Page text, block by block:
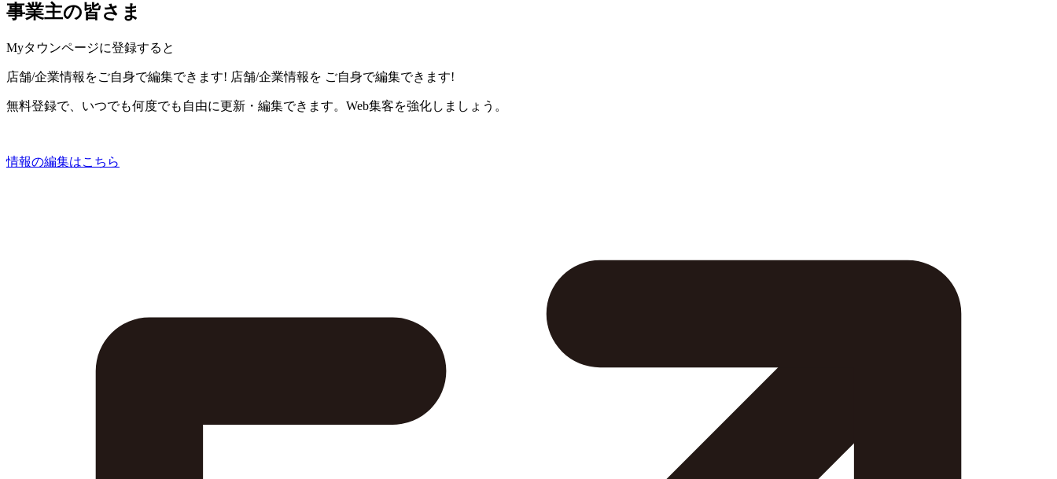
事業主の皆さま
Myタウンページに登録すると
店舗/企業情報をご自身で編集できます! 店舗/企業情報を ご自身で編集できます!
無料登録で、いつでも何度でも自由に更新・編集できます。Web集客を強化しましょう。
情報の編集はこちら